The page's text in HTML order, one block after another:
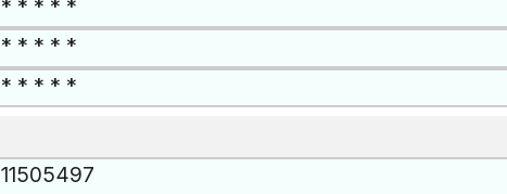
* * * * *
* * * * *
* * * * *
11505497